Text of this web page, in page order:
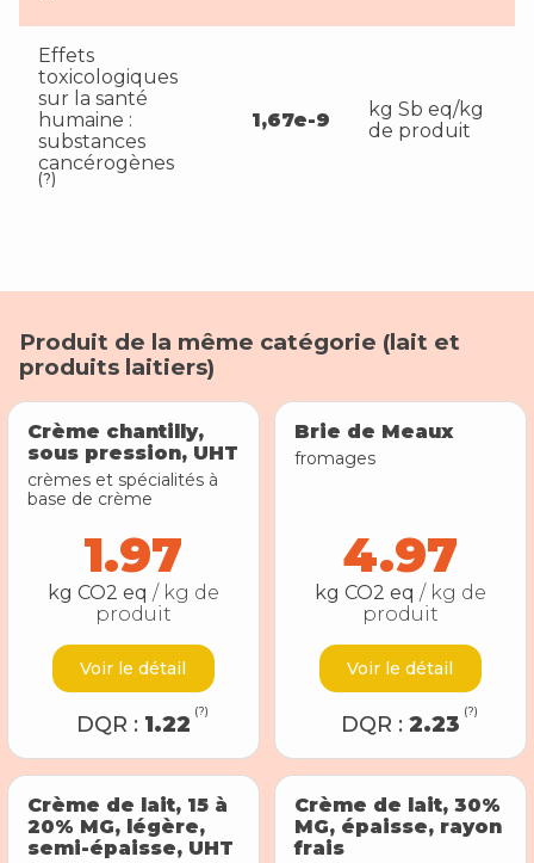
Effets
toxicologiques
sur la santé
humaine :
substances
cancérogènes
(?)
1,67e-9
kg Sb eq/kg
de produit
Produit de la même catégorie (lait et
produits laitiers)
Crème chantilly,
sous pression, UHT
crèmes et spécialités à
base de crème
1.97
kg CO2 eq / kg de
produit
Voir le détail
DQR : 1.22
(?)
Brie de Meaux
fromages
4.97
kg CO2 eq / kg de
produit
Voir le détail
DQR : 2.23
(?)
Crème de lait, 15 à
20% MG, légère,
semi-épaisse, UHT
Crème de lait, 30%
MG, épaisse, rayon
frais